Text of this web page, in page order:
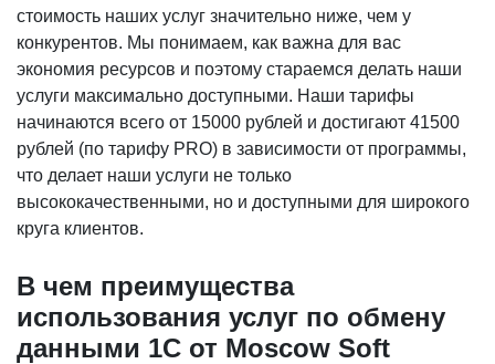
стоимость наших услуг значительно ниже, чем у
конкурентов. Мы понимаем, как важна для вас
экономия ресурсов и поэтому стараемся делать наши
услуги максимально доступными. Наши тарифы
начинаются всего от 15000 рублей и достигают 41500
рублей (по тарифу PRO) в зависимости от программы,
что делает наши услуги не только
высококачественными, но и доступными для широкого
круга клиентов.
В чем преимущества
использования услуг по обмену
данными 1С от Moscow Soft